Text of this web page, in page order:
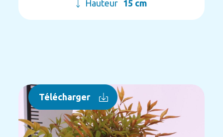
Hauteur 15 cm
Télécharger